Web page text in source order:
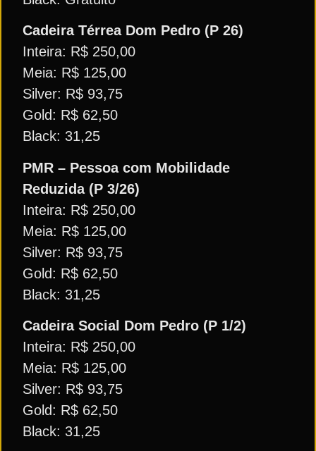
Cadeira Térrea Dom Pedro (P 26)
Inteira: R$ 250,00
Meia: R$ 125,00
Silver: R$ 93,75
Gold: R$ 62,50
Black: 31,25
PMR – Pessoa com Mobilidade
Reduzida (P 3/26)
Inteira: R$ 250,00
Meia: R$ 125,00
Silver: R$ 93,75
Gold: R$ 62,50
Black: 31,25
Cadeira Social Dom Pedro (P 1/2)
Inteira: R$ 250,00
Meia: R$ 125,00
Silver: R$ 93,75
Gold: R$ 62,50
Black: 31,25